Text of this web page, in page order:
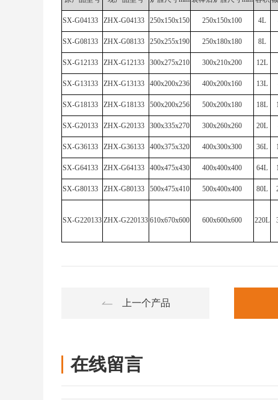
SX-G04133 ZHX-G04133 250x150x150 250x150x100 4L
SX-G08133 ZHX-G08133 250x255x190 250x180x180 8L
SX-G12133 ZHX-G12133 300x275x210 300x210x200 12L
SX-G13133 ZHX-G13133 400x200x236 400x200x160 13L
SX-G18133 ZHX-G18133 500x200x256 500x200x180 18L
SX-G20133 ZHX-G20133 300x335x270 300x260x260 20L
SX-G36133 ZHX-G36133 400x375x320 400x300x300 36L
SX-G64133 ZHX-G64133 400x475x430 400x400x400 64L
SX-G80133 ZHX-G80133 500x475x410 500x400x400 80L
SX-G220133 ZHX-G220133 610x670x600 600x600x600 220L
上一个产品
在线留言